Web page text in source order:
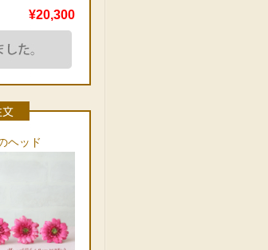
¥20,300
ヘッド